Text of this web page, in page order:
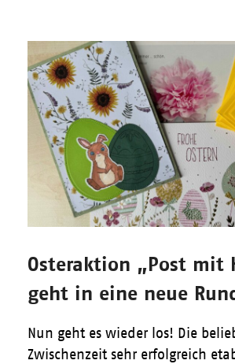
Osteraktion „Post mit
geht in eine neue
Nun geht es wieder los! Die
Zwischenzeit sehr erfolgreich